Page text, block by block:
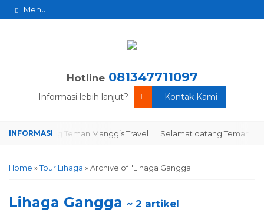
Menu
Hotline 081347711097
Informasi lebih lanjut? Kontak Kami
datang Teman Manggis Travel Selamat datang Teman
Home » Tour Lihaga » Archive of "Lihaga Gangga"
Lihaga Gangga ~ 2 artikel